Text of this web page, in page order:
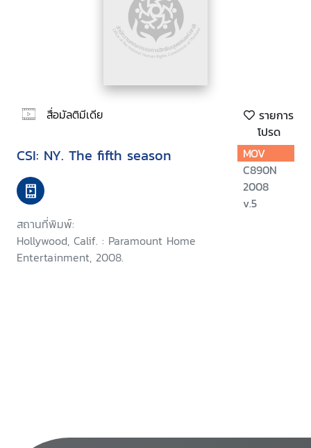
สื่อมัลติมีเดีย
รายการ
โปรด
CSI: NY. The fifth season
สถานที่พิมพ์:
Hollywood, Calif. : Paramount Home
Entertainment, 2008.
MOV
C890N
2008
v.5